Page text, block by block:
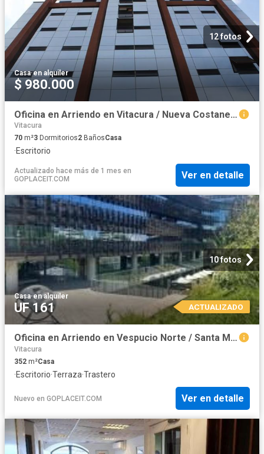
12 fotos
Casa·en alquiler
$ 980.000
Oficina en Arriendo en Vitacura / Nueva Costanera
Vitacura
70 m²3 Dormitorios2 BañosCasa
·Escritorio
Actualizado hace más de 1 mes en
GOPLACEIT.COM
Ver en detalle
10 fotos
Casa·en alquiler
UF 161 ACTUALIZADO
Oficina en Arriendo en Vespucio Norte / Santa María
Vitacura
352 m²Casa
·Escritorio·Terraza·Trastero
Nuevo en GOPLACEIT.COM Ver en detalle